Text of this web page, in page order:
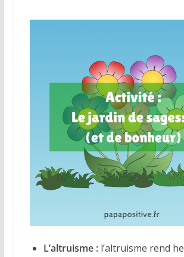
L’altruisme :l’altruisme rend